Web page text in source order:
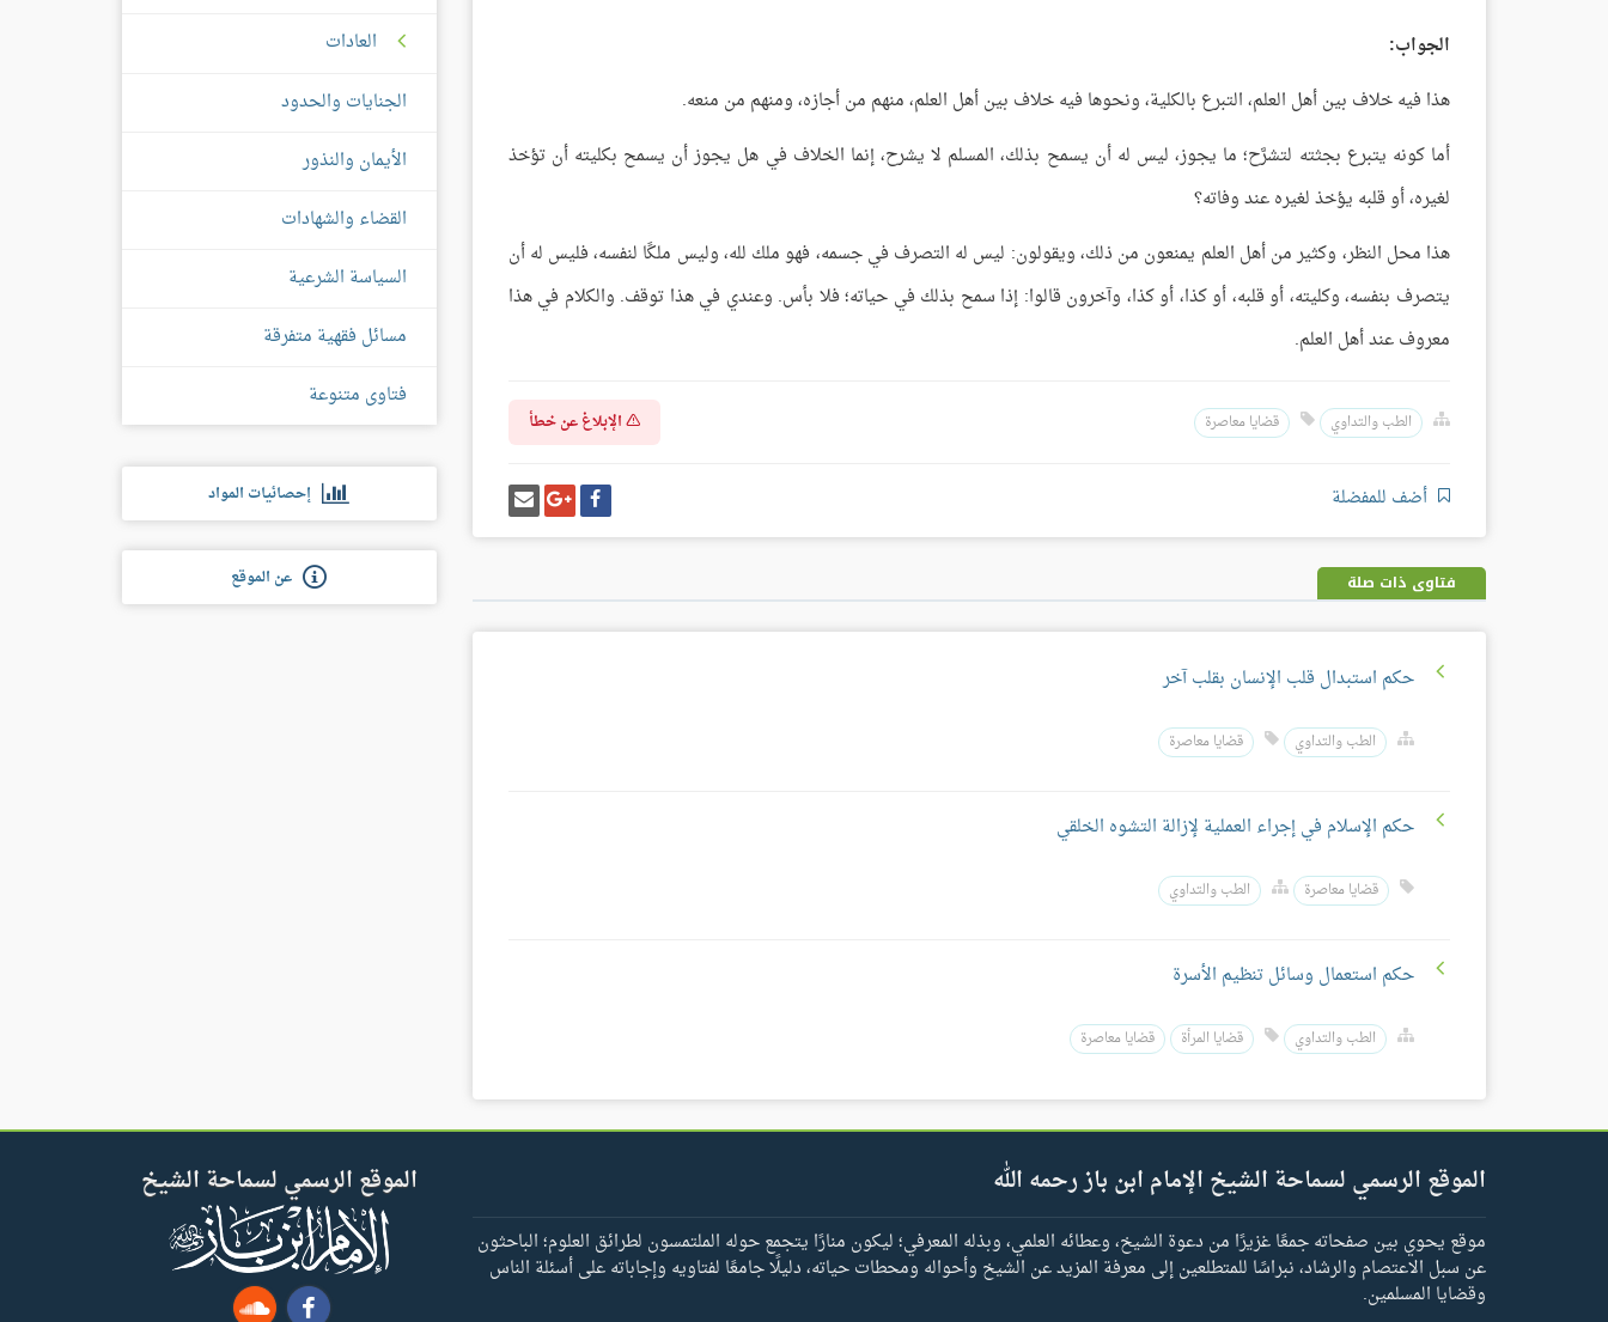
الجواب:
هذا فيه خلاف بين أهل العلم، التبرع بالكلية، ونحوها فيه خلاف بين أهل العلم، منهم من أجازه، ومنهم من منعه.
أما كونه يتبرع بجثته لتشرَّح؛ ما يجوز، ليس له أن يسمح بذلك، المسلم لا يشرح، إنما الخلاف في هل يجوز أن يسمح بكليته أن تؤخذ
لغيره، أو قلبه يؤخذ لغيره عند وفاته؟
هذا محل النظر، وكثير من أهل العلم يمنعون من ذلك، ويقولون: ليس له التصرف في جسمه، فهو ملك لله، وليس ملكًا لنفسه، فليس له أن
يتصرف بنفسه، وكليته، أو قلبه، أو كذا، أو كذا، وآخرون قالوا: إذا سمح بذلك في حياته؛ فلا بأس. وعندي في هذا توقف. والكلام في هذا
معروف عند أهل العلم.
الطب والتداوي قضايا معاصرة الإبلاغ عن خطأ
أضف للمفضلة شارك
على
فيسبوك
شارك
على
غوغل
بلس
إرسل
إيميل
فتاوى ذات صلة
حكم استبدال قلب الإنسان بقلب آخر
الطب والتداوي قضايا معاصرة
حكم الإسلام في إجراء العملية لإزالة التشوه الخلقي
قضايا معاصرة الطب والتداوي
حكم استعمال وسائل تنظيم الأسرة
الطب والتداوي قضايا المرأة قضايا معاصرة
العادات
الجنايات والحدود
الأيمان والنذور
القضاء والشهادات
السياسة الشرعية
مسائل فقهية متفرقة
فتاوى متنوعة
إحصائيات المواد
عن الموقع
الموقع الرسمي لسماحة الشيخ الإمام ابن باز رحمه الله
موقع يحوي بين صفحاته جمعًا غزيرًا من دعوة الشيخ، وعطائه العلمي، وبذله المعرفي؛ ليكون منارًا يتجمع حوله الملتمسون لطرائق العلوم؛ الباحثون
عن سبل الاعتصام والرشاد، نبراسًا للمتطلعين إلى معرفة المزيد عن الشيخ وأحواله ومحطات حياته، دليلًا جامعًا لفتاويه وإجاباته على أسئلة الناس
وقضايا المسلمين.
الموقع الرسمي لسماحة الشيخ